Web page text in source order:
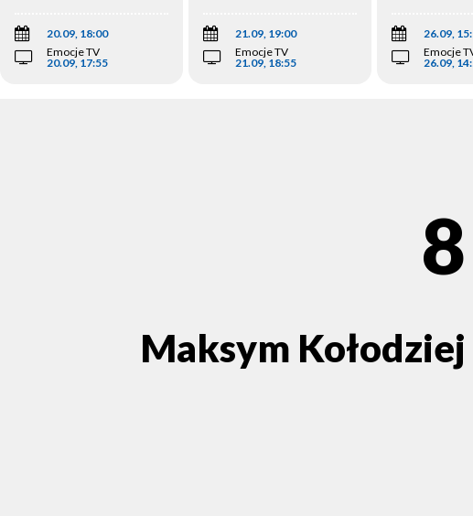
20.09, 18:00
Emocje TV
20.09, 17:55
21.09, 19:00
Emocje TV
21.09, 18:55
26.09,
Emocje
26.09,
8
Maksym Kołodziej